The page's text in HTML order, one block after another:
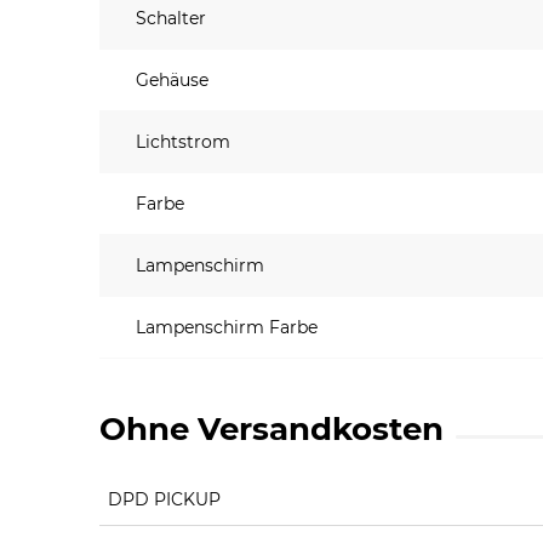
Schalter
Gehäuse
Lichtstrom
Farbe
Lampenschirm
Lampenschirm Farbe
Ohne Versandkosten
DPD PICKUP